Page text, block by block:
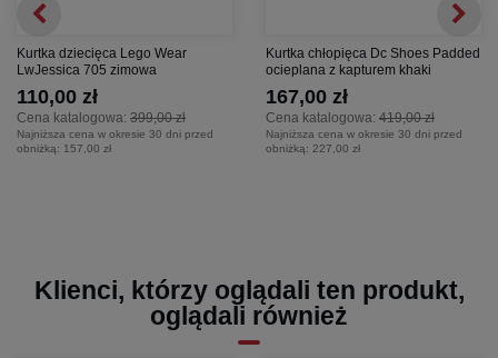
Kurtka dziecięca Lego Wear
LwJessica 705 zimowa
Cena katalogowa: 399,00 zł
110,00 zł
Najniższa cena w okresie 30 dni przed
obniżką: 157,00 zł
Kurtka chłopięca Dc Shoes Padded
ocieplana z kapturem khaki
Cena katalogowa: 419,00 zł
167,00 zł
Najniższa cena w okresie 30 dni przed
obniżką: 227,00 zł
Klienci, którzy oglądali ten produkt,
oglądali również